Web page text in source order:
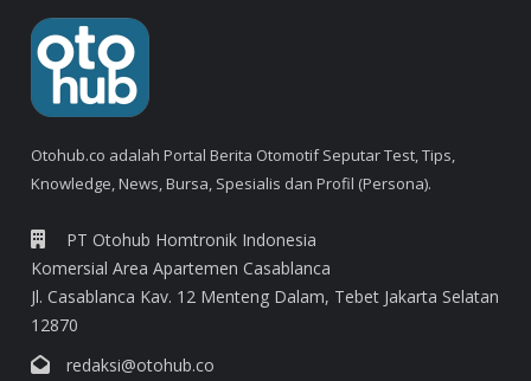
Otohub.co adalah Portal Berita Otomotif Seputar Test, Tips,
Knowledge, News, Bursa, Spesialis dan Profil (Persona).
PT Otohub Homtronik Indonesia
Komersial Area Apartemen Casablanca
Jl. Casablanca Kav. 12 Menteng Dalam, Tebet Jakarta Selatan
12870
redaksi@otohub.co